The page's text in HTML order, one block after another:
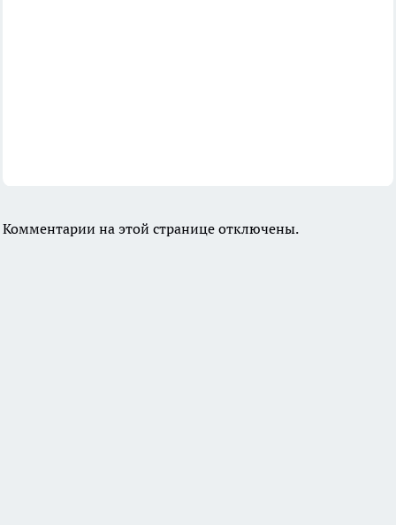
Комментарии на этой странице отключены.